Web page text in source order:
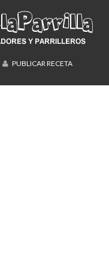
PUBLICAR RECETA